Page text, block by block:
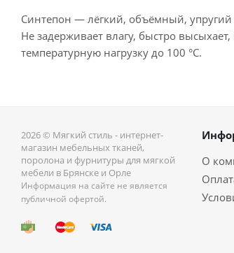
Синтепон — лёгкий, объёмный, упругий
Не задерживает влагу, быстро
температурную нагрузку до 100 °С.
2026 © Мягкий стиль - интернет-
магазин мебельных тканей,
поролона и фурнитуры для мягкой
мебели в Брянске и Орле
Информация на сайте не является
публичной офертой.
О